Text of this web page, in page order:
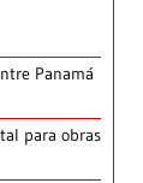
Panamá
para obras